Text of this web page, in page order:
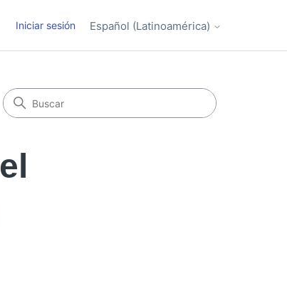
Iniciar sesión Español (Latinoamérica)